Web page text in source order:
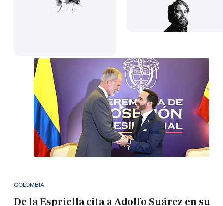
COLOMBIA
De la Espriella cita a Adolfo Suárez en su